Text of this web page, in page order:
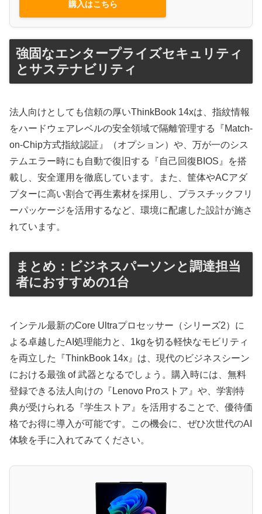
購入はこちら
強固なエンタープライズセキュリティ
とサステナビリティ
法人向けとしても信頼の厚いThinkBook 14xは、指紋情報
をハードウェアレベルの安全領域で隔離管理する『Match-
on-Chip方式指紋認証』（オプション）や、万が一のシス
テムエラー時にも自動で復旧する『自己回復BIOS』を搭
載し、安全運用を徹底しています。また、筐体やACアダ
プターに高い割合で再生素材を採用し、プラスチックフリ
ーパッケージを活用するなど、環境に配慮した設計が施さ
れています。
まとめ：ビジネスパーソンと調達担当
者におすすめの1台
インテル最新のCore Ultraプロセッサー（シリーズ2）に
よる卓越したAI処理能力と、1kgを切る軽快なモビリティ
を両立した『ThinkBook 14x』は、現代のビジネスシーン
における最強 of 武器となるでしょう。購入時には、無料
登録できる法人向けの『Lenovo Proストア』や、学割特
典が受けられる『学生ストア』を活用することで、優待価
格でお得に導入が可能です。この機会に、ぜひ次世代のAI
体験を手に入れてみてください。